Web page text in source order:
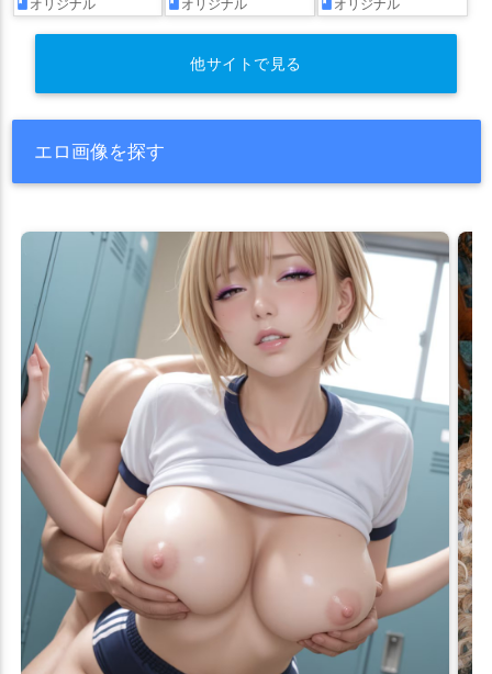
オリジナル オリジナル オリジナル
他サイトで見る
エロ画像を探す